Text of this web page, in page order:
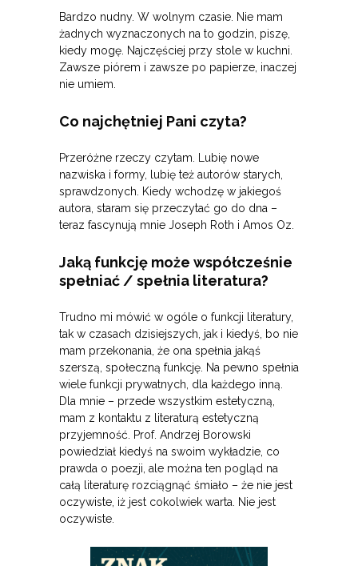
Bardzo nudny. W wolnym czasie. Nie mam
żadnych wyznaczonych na to godzin, piszę,
kiedy mogę. Najczęściej przy stole w kuchni.
Zawsze piórem i zawsze po papierze, inaczej
nie umiem.
Co najchętniej Pani czyta?
Przeróżne rzeczy czytam. Lubię nowe
nazwiska i formy, lubię też autorów starych,
sprawdzonych. Kiedy wchodzę w jakiegoś
autora, staram się przeczytać go do dna –
teraz fascynują mnie Joseph Roth i Amos Oz.
Jaką funkcję może współcześnie
spełniać / spełnia literatura?
Trudno mi mówić w ogóle o funkcji literatury,
tak w czasach dzisiejszych, jak i kiedyś, bo nie
mam przekonania, że ona spełnia jakąś
szerszą, społeczną funkcję. Na pewno spełnia
wiele funkcji prywatnych, dla każdego inną.
Dla mnie – przede wszystkim estetyczną,
mam z kontaktu z literaturą estetyczną
przyjemność. Prof. Andrzej Borowski
powiedział kiedyś na swoim wykładzie, co
prawda o poezji, ale można ten pogląd na
całą literaturę rozciągnąć śmiało – że nie jest
oczywiste, iż jest cokolwiek warta. Nie jest
oczywiste.